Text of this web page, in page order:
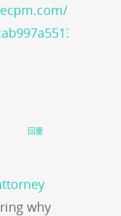
?
why
回覆